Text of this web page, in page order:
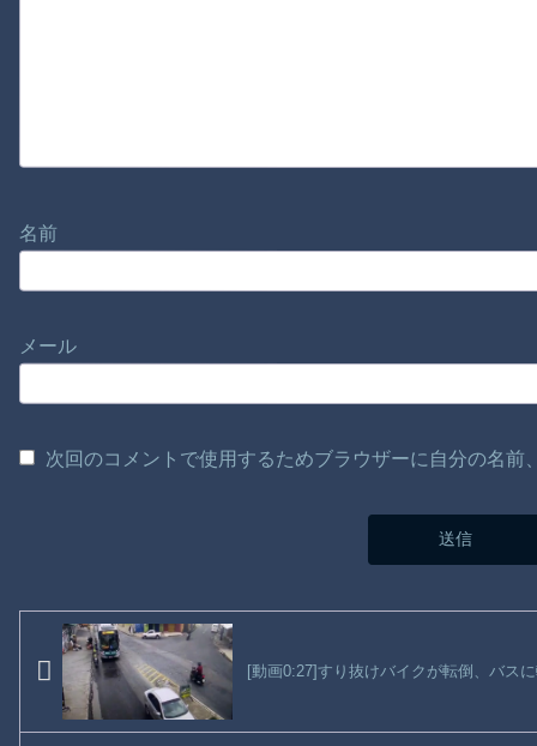
名前
メール
次回のコメントで使用するためブラウザーに自分の名
[動画0:27]すり抜けバイクが転倒、バス